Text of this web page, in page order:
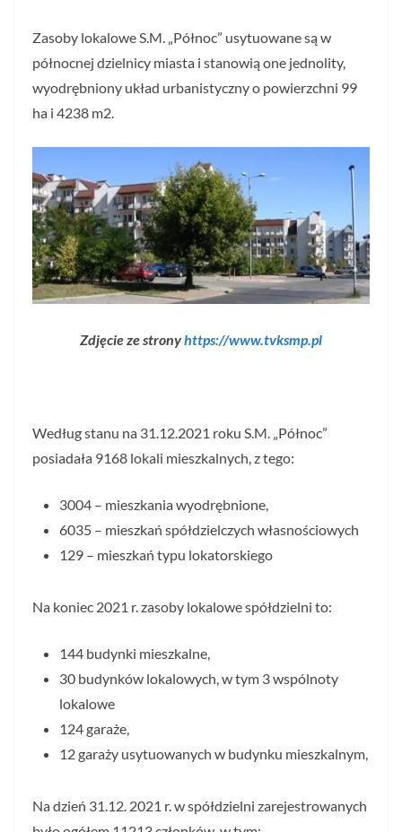
Zasoby lokalowe S.M. „Północ” usytuowane są w
północnej dzielnicy miasta i stanowią one jednolity,
wyodrębniony układ urbanistyczny o powierzchni 99
ha i 4238 m2.
Zdjęcie ze stronyhttps://www.tvksmp.pl
Według stanu na 31.12.2021 roku S.M. „Północ”
posiadała 9168 lokali mieszkalnych, z tego:
3004 – mieszkania wyodrębnione,
6035 – mieszkań spółdzielczych własnościowych
129 – mieszkań typu lokatorskiego
Na koniec 2021 r. zasoby lokalowe spółdzielni to:
144 budynki mieszkalne,
30 budynków lokalowych, w tym 3 wspólnoty
lokalowe
124 garaże,
12 garaży usytuowanych w budynku mieszkalnym,
Na dzień 31.12. 2021 r. w spółdzielni zarejestrowanych